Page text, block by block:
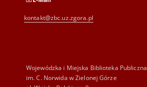
kontakt@zbc.uz.zgora.pl
Wojewódzka i Miejska Biblioteka Publiczna
im. C. Norwida w Zielonej Górze